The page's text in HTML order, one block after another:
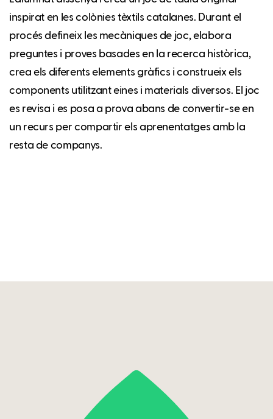
inspirat en les colònies tèxtils catalanes. Durant el
procés defineix les mecàniques de joc, elabora
preguntes i proves basades en la recerca històrica,
crea els diferents elements gràfics i construeix els
components utilitzant eines i materials diversos. El joc
es revisa i es posa a prova abans de convertir-se en
un recurs per compartir els aprenentatges amb la
resta de companys.